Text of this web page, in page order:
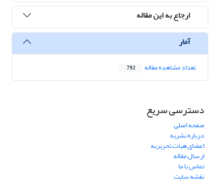
ارجاع به این مقاله
آمار
تعداد مشاهده مقاله 792
دسترسی سریع
صفحه اصلی
درباره نشریه
اعضای هیات تحریریه
ارسال مقاله
تماس با ما
نقشه سایت